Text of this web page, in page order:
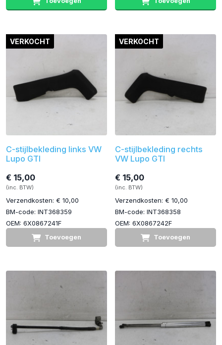
VERKOCHT
C-stijlbekleding links VW
Lupo GTI
€ 15,00
(inc. BTW)
Verzendkosten: € 10,00
BM-code: INT368359
OEM: 6X0867241F
Toevoegen
VERKOCHT
C-stijlbekleding rechts
VW Lupo GTI
€ 15,00
(inc. BTW)
Verzendkosten: € 10,00
BM-code: INT368358
OEM: 6X0867242F
Toevoegen